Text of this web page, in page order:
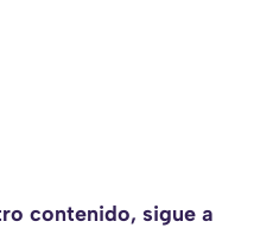
contenido, sigue a